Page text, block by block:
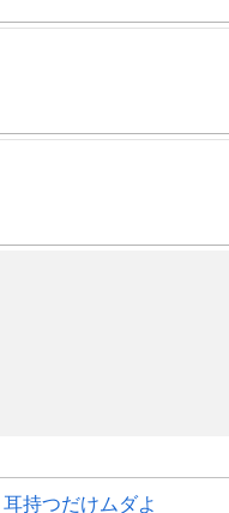
持つだけムダよ